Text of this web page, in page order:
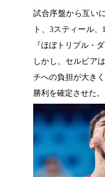
試合序盤から互い
ト、3スティール
『ほぼトリプル・
しかし、セルビア
チへの負担が大き
勝利を確定させた。